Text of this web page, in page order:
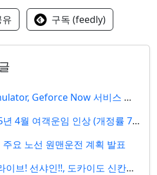
유 구독 (feedly)
JR East Train Simulator, Geforce Now 서비스 개시
JR 홋카이도, 2025년 4월 여객운임 인상 (개정률 7.6%)
주요 노선 원맨운전 계획 발표
JR 도카이 X 러브라이브! 선샤인!!, 도카이도 신칸센 60주년 기념 콜라보 개최